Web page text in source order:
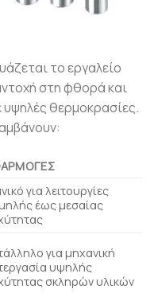
το εργαλείο
στη φθορά και
υψηλές θερμοκρασίες.
για λειτουργίες
έως μεσαίας
για μηχανική
υψηλής
σκληρών υλικών